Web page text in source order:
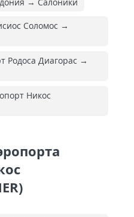
Соломос →
Родоса Диагорас →
Никос